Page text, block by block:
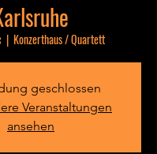
  |
Konzerthaus / Quartett
geschlossen
Veranstaltungen
ansehen